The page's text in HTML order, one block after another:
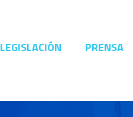
LEGISLACIÓN PRENSA